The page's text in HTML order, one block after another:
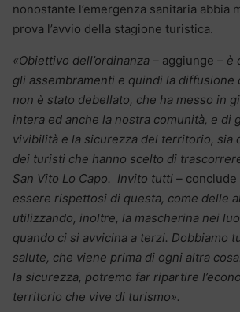
nonostante l’emergenza sanitaria abbia
prova l’avvio della stagione turistica.
«Obiettivo dell’ordinanza – aggiunge – è
gli assembramenti e quindi la diffusione
non è stato debellato, che ha messo in
intera ed anche la nostra comunità, e di
vivibilità e la sicurezza del territorio, sia
dei turisti che hanno scelto di
San Vito Lo Capo. Invito tutti – conclude
essere rispettosi di questa, come delle
utilizzando, inoltre, la mascherina nei
quando ci si avvicina a terzi. Dobbiamo
salute, che viene prima di ogni altra
la sicurezza, potremo far ripartire
territorio che vive di turismo».